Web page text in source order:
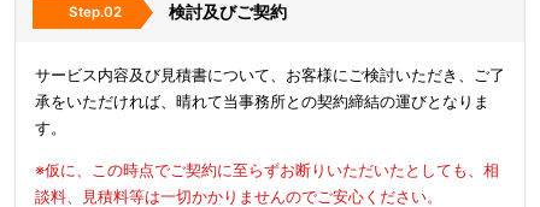
検討及びご契約
サービス内容及び見積書について、お客様にご検討いただき、ご了
承をいただければ、晴れて当事務所との契約締結の運びとなりま
す。
※仮に、この時点でご契約に至らずお断りいただいたとしても、相
談料、見積料等は一切かかりませんのでご安心ください。